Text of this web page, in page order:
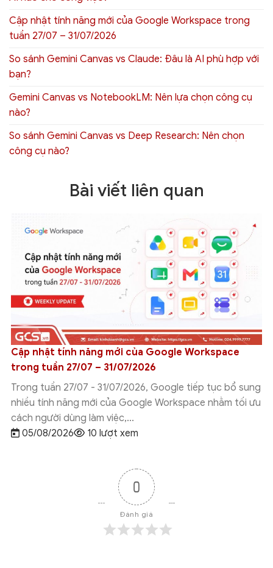
Cập nhật tính năng mới của Google Workspace trong
tuần 27/07 – 31/07/2026
So sánh Gemini Canvas vs Claude: Đâu là AI phù hợp với
bạn?
Gemini Canvas vs NotebookLM: Nên lựa chọn công cụ
nào?
So sánh Gemini Canvas vs Deep Research: Nên chọn
công cụ nào?
Bài viết liên quan
Cập nhật tính năng mới của Google Workspace
trong tuần 27/07 – 31/07/2026
Trong tuần 27/07 - 31/07/2026, Google tiếp tục bổ sung
nhiều tính năng mới của Google Workspace nhằm tối ưu
cách người dùng làm việc,...
05/08/2026
10 lượt xem
0
Đánh giá